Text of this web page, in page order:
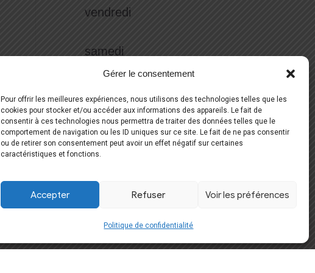
Gérer le consentement
Pour offrir les meilleures expériences, nous utilisons des technologies telles que les
cookies pour stocker et/ou accéder aux informations des appareils. Le fait de
consentir à ces technologies nous permettra de traiter des données telles que le
comportement de navigation ou les ID uniques sur ce site. Le fait de ne pas consentir
ou de retirer son consentement peut avoir un effet négatif sur certaines
caractéristiques et fonctions.
Accepter Refuser Voir les préférences
Politique de confidentialité
vendredi
samedi
06 51 59 56 70
Suivez-nous